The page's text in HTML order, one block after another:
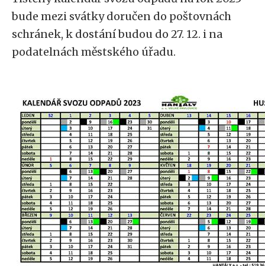
bude mezi svátky doručen do poštovnách
schránek, k dostání budou do 27. 12. i na
podatelnách městského úřadu.